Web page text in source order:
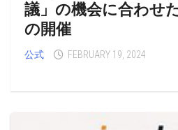
議」の機会に合わせ
の開催
公式 FEBRUARY 19, 2024